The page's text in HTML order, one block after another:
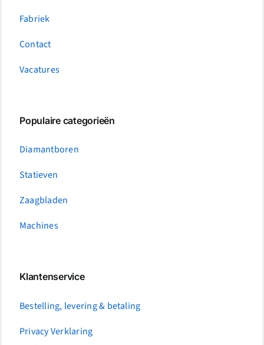
Fabriek
Contact
Vacatures
Populaire categorieën
Diamantboren
Statieven
Zaagbladen
Machines
Klantenservice
Bestelling, levering & betaling
Privacy Verklaring